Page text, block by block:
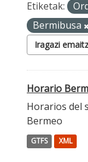
Etiketak:
Bermibusa
Iragazi
Horario
Horarios del
Bermeo
GTFS XML